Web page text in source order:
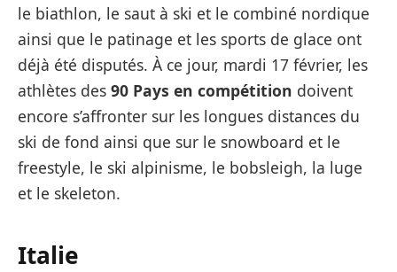
le biathlon, le saut à ski et le combiné nordique
ainsi que le patinage et les sports de glace ont
déjà été disputés. À ce jour, mardi 17 février, les
athlètes des 90 Pays en compétition doivent
encore s’affronter sur les longues distances du
ski de fond ainsi que sur le snowboard et le
freestyle, le ski alpinisme, le bobsleigh, la luge
et le skeleton.
Italie